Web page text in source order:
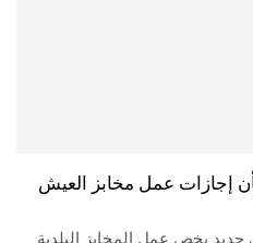
إجازات عمل مخابز العيش
يخص عمل المخابز البلدية